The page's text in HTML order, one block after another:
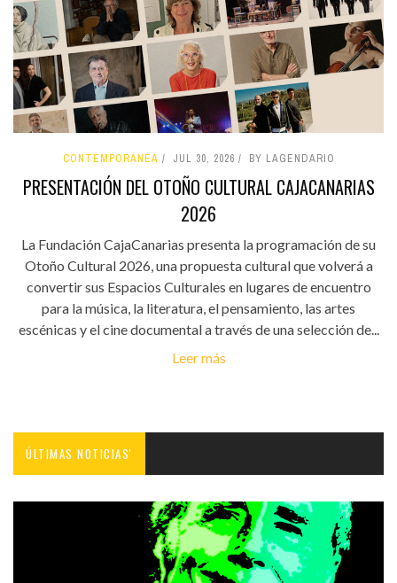
CONTEMPORÁNEA JUL 30, 2026 BY LAGENDARIO
PRESENTACIÓN DEL OTOÑO CULTURAL CAJACANARIAS
2026
La Fundación CajaCanarias presenta la programación de su
Otoño Cultural 2026, una propuesta cultural que volverá a
convertir sus Espacios Culturales en lugares de encuentro
para la música, la literatura, el pensamiento, las artes
escénicas y el cine documental a través de una selección de...
Leer más
ÚLTIMAS NOTICIAS'